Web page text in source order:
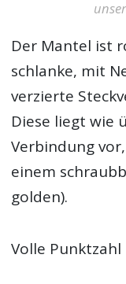
Der Mantel ist
schlanke, mit
verzierte
Diese liegt wie
Verbindung
einem
golden).
Volle